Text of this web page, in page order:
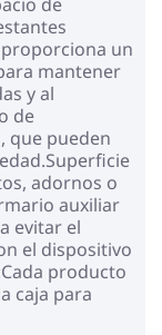
un
mantener
y al
de
que pueden
adornos o
auxiliar
evitar el
el dispositivo
producto
caja para